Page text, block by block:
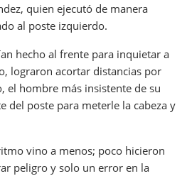
quien ejecutó de manera
al poste izquierdo.
hecho al frente para inquietar a
lograron acortar distancias por
el hombre más insistente de su
del poste para meterle la cabeza y
vino a menos; poco hicieron
peligro y solo un error en la